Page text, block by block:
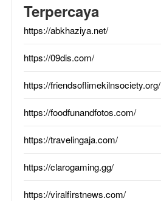
Terpercaya
https://abkhaziya.net/
https://09dis.com/
https://friendsoflimekilnsociety.org/
https://foodfunandfotos.com/
https://travelingaja.com/
https://clarogaming.gg/
https://viralfirstnews.com/